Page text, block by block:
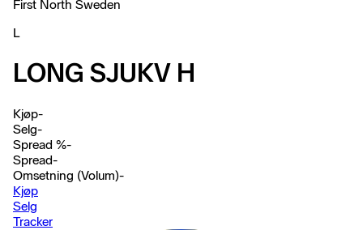
First North Sweden
L
LONG SJUKV H
Kjøp-
Selg-
Spread %-
Spread-
Omsetning (Volum)-
Kjøp
Selg
Tracker